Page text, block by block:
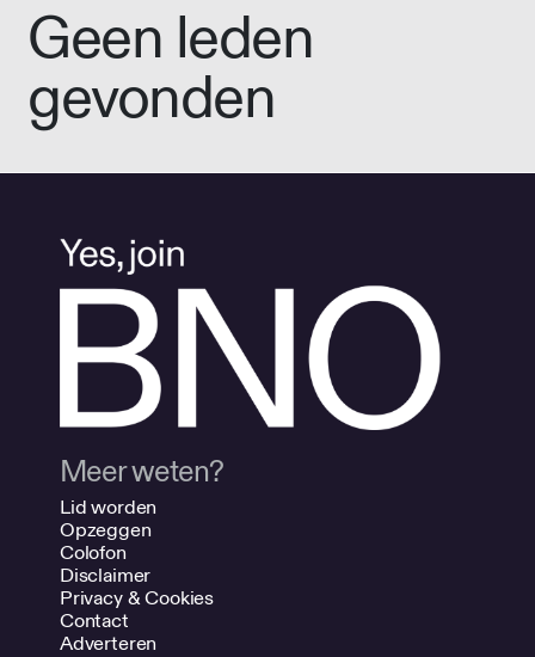
Geen leden
gevonden
Meer weten?
Lid worden
Opzeggen
Colofon
Disclaimer
Privacy & Cookies
Contact
Adverteren